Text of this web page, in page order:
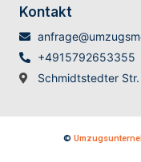
Kontakt
+4915792653355
Schmidtstedter
©